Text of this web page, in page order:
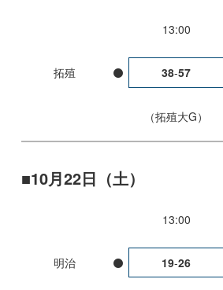
13:00
拓殖 38-57
拓殖大G
10月22日（土）
13:00
明治 19-26